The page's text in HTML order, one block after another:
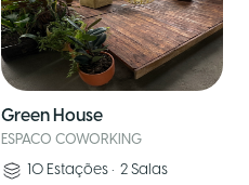
Green House
ESPACO COWORKING
10 Estações• 2 Salas